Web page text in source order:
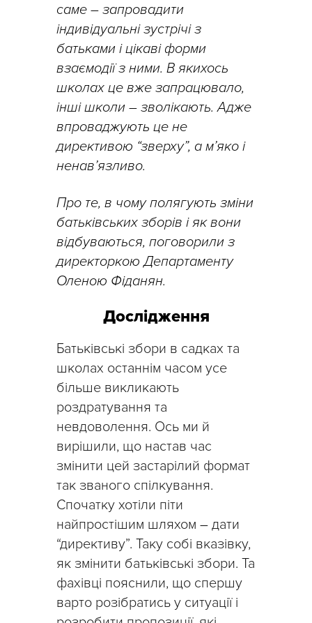
саме – запровадити
індивідуальні зустрічі з
батьками і цікаві форми
взаємодії з ними. В якихось
школах це вже запрацювало,
інші школи – зволікають. Адже
впроваджують це не
директивою “зверху”, а м’яко і
ненав’язливо.
Про те, в чому полягують зміни
батьківських зборів і як вони
відбуваються, поговорили з
директоркою Департаменту
Оленою Фіданян.
Дослідження
Батьківські збори в садках та
школах останнім часом усе
більше викликають
роздратування та
невдоволення. Ось ми й
вирішили, що настав час
змінити цей застарілий формат
так званого спілкування.
Спочатку хотіли піти
найпростішим шляхом – дати
“директиву”. Таку собі вказівку,
як змінити батьківські збори. Та
фахівці пояснили, що спершу
варто розібратись у ситуації і